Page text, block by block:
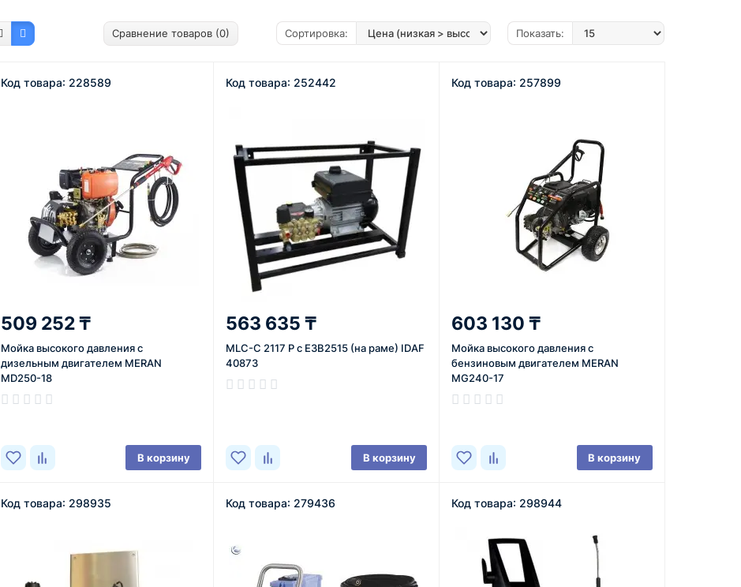
Сравнение товаров (0) Сортировка: Показать:
Код товара: 228589
509 252 ₸
Мойка высокого давления с
дизельным двигателем MERAN
MD250-18
В корзину
Код товара: 252442
563 635 ₸
MLC-C 2117 P c E3B2515 (на раме) IDAF
40873
В корзину
Код товара: 257899
603 130 ₸
Мойка высокого давления с
бензиновым двигателем MERAN
MG240-17
В корзину
Код товара: 298935 Код товара: 279436 Код товара: 298944